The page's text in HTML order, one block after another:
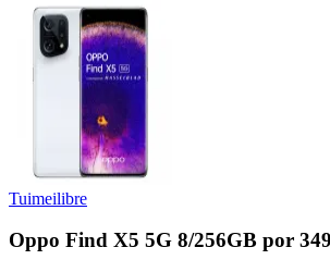
Tuimeilibre
Oppo Find X5 5G 8/256GB por